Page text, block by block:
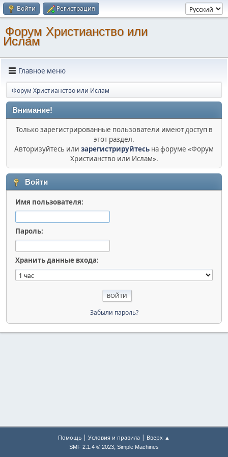
Войти Регистрация
Форум Христианство или
Ислам
Главное меню
Форум Христианство или Ислам
Внимание!
Только зарегистрированные пользователи имеют доступ в
этот раздел.
Авторизуйтесь или зарегистрируйтесь на форуме «Форум
Христианство или Ислам».
Войти
Имя пользователя:
Пароль:
Хранить данные входа:
Забыли пароль?
Помощь | Условия и правила | Вверх ▲
SMF 2.1.4 © 2023, Simple Machines